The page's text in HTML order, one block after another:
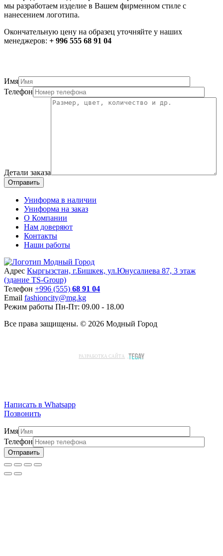
мы разработаем изделие в Вашем фирменном стиле с
нанесением логотипа.
Окончательную цену на образец уточняйте у наших
менеджеров: + 996 555 68 91 04
Имя
Телефон
Детали заказа
Отправить
Униформа в наличии
Униформа на заказ
О Компании
Нам доверяют
Контакты
Наши работы
Адрес Кыргызстан, г.Бишкек, ул.Юнусалиева 87, 3 этаж
(здание TS-Group)
Teлефон +996 (555) 68 91 04
Email fashioncity@mg.kg
Режим работы Пн-Пт: 09.00 - 18.00
Все права защищены. © 2026 Модный Город
РАЗРАБОТКА САЙТА
Написать в Whatsapp
Позвонить
Имя
Телефон
Отправить